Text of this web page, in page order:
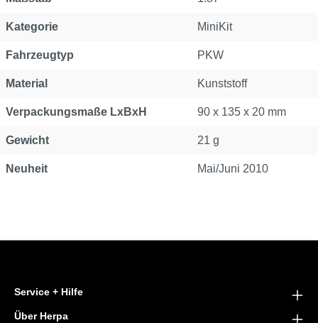
Kategorie MiniKit
Fahrzeugtyp PKW
Material Kunststoff
Verpackungsmaße LxBxH 90 x 135 x 20 mm
Gewicht 21 g
Neuheit Mai/Juni 2010
Service + Hilfe
Über Herpa